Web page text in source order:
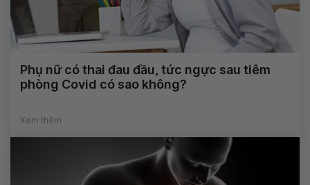
Phụ nữ có thai đau đầu, tức ngực sau tiêm
phòng Covid có sao không?
Xem thêm